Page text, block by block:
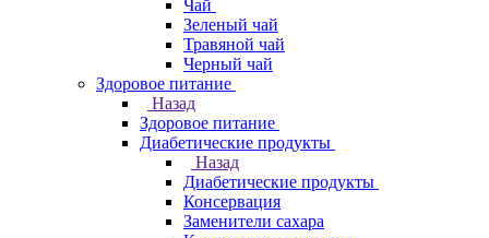
Чай
Зеленый чай
Травяной чай
Черный чай
Здоровое питание
Назад
Здоровое питание
Диабетические продукты
Назад
Диабетические продукты
Консервация
Заменители сахара